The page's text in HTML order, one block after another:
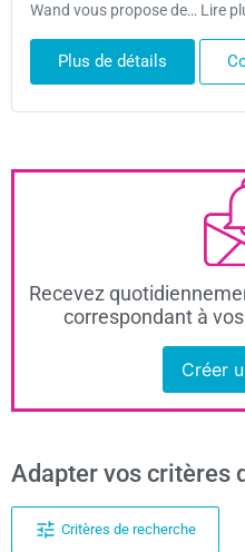
Wand vous propose de… Lire
Plus de détails
Recevez
correspondant à
Créer
Adapter vos critères
Critères de recherche